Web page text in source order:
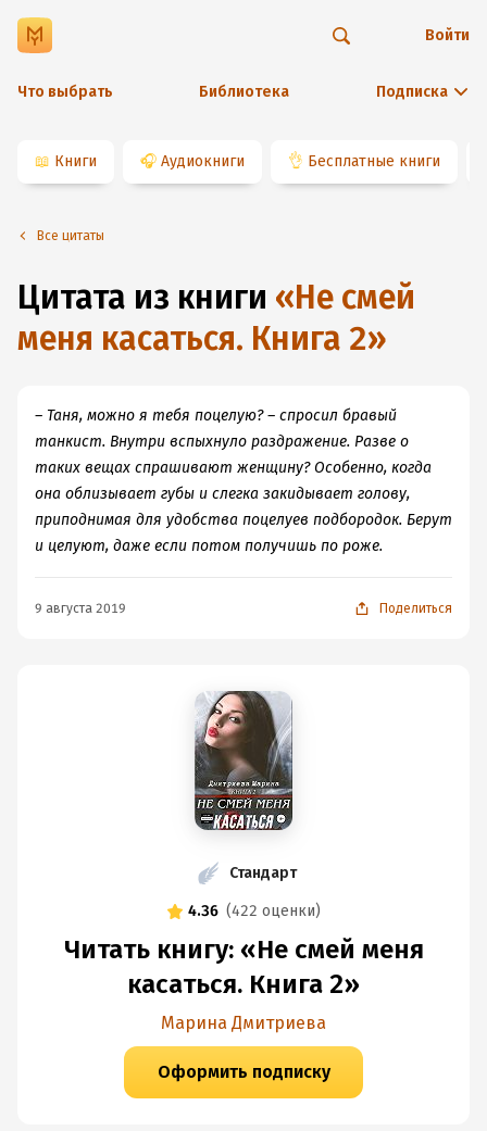
Что выбрать Библиотека Подписка
Войти
📖 Книги 🎧 Аудиокниги 👌 Бесплатные книги
Все цитаты
Цитата из книги «Не смей
меня касаться. Книга 2»
– Таня, можно я тебя поцелую? – спросил бравый
танкист. Внутри вспыхнуло раздражение. Разве о
таких вещах спрашивают женщину? Особенно, когда
она облизывает губы и слегка закидывает голову,
приподнимая для удобства поцелуев подбородок. Берут
и целуют, даже если потом получишь по роже.
9 августа 2019 Поделиться
Стандарт
4.36 (422 оценки)
Читать книгу: «Не смей меня
касаться. Книга 2»
Марина Дмитриева
Оформить подписку